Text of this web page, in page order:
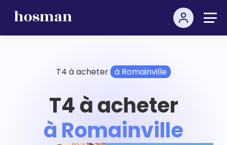
T4 à acheter à Romainville
T4 à acheter
à Romainville